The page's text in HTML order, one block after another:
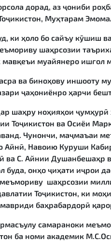
дорад, аз ҷониби
Муҳтарам
ҳоло бо сайъу кӯшиш
шаҳрсозии
мавқеъи муайянеро ишғол
ва биноҳову иншооту
ҷаҳониёнро ҳарчи
шаҳру ноҳияҳои ҷумҳурӣ
Тоҷикистон ва Осиёи
Чунончи, маҷмаъаи
Айнӣ, Навоию Куруши
С. Айнии Душанбешаҳр
буда, онҳо ҷиҳати иҷрои
шаҳрсозии
Тоҷикистон, ки
баҳрабардорӣ
самараноки
ба номи академик